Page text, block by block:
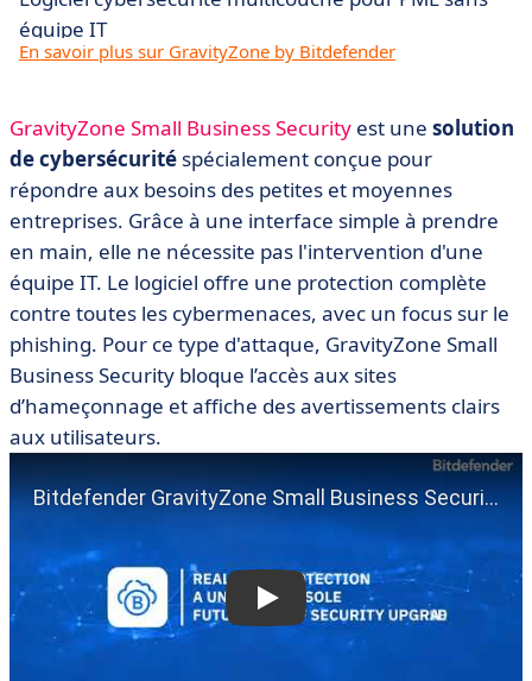
équipe IT
En savoir plus sur GravityZone by Bitdefender
GravityZone Small Business Security est une solution
de cybersécurité spécialement conçue pour
répondre aux besoins des petites et moyennes
entreprises. Grâce à une interface simple à prendre
en main, elle ne nécessite pas l'intervention d'une
équipe IT. Le logiciel offre une protection complète
contre toutes les cybermenaces, avec un focus sur le
phishing. Pour ce type d'attaque, GravityZone Small
Business Security bloque l’accès aux sites
d’hameçonnage et affiche des avertissements clairs
aux utilisateurs.